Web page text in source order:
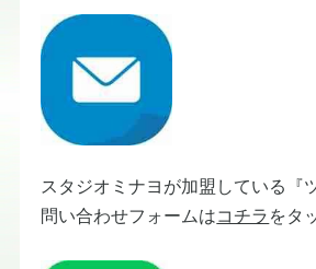
スタジオミナヨが加盟している『
問い合わせフォームはコチラ をタ